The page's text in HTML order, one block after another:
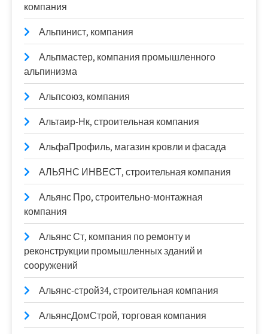
компания
Альпинист, компания
Альпмастер, компания промышленного
альпинизма
Альпсоюз, компания
Альтаир-Нк, строительная компания
АльфаПрофиль, магазин кровли и фасада
АЛЬЯНС ИНВЕСТ, строительная компания
Альянс Про, строительно-монтажная
компания
Альянс Ст, компания по ремонту и
реконструкции промышленных зданий и
сооружений
Альянс-строй34, строительная компания
АльянсДомСтрой, торговая компания